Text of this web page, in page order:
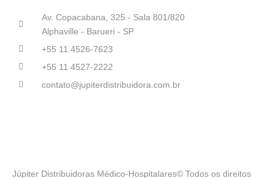
Av. Copacabana, 325 - Sala 801/820
Alphaville - Barueri - SP
+55 11 4526-7623
+55 11 4527-2222
contato@jupiterdistribuidora.com.br
Júpiter Distribuidoras Médico-Hospitalares© Todos os direitos